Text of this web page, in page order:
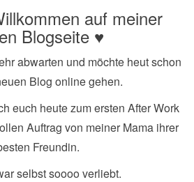
auf meiner
Blogseite ♥
abwarten und möchte heut schon
Blog online gehen.
euch heute zum ersten After Work
Auftrag von meiner Mama ihrer
Freundin.
selbst soooo verliebt.